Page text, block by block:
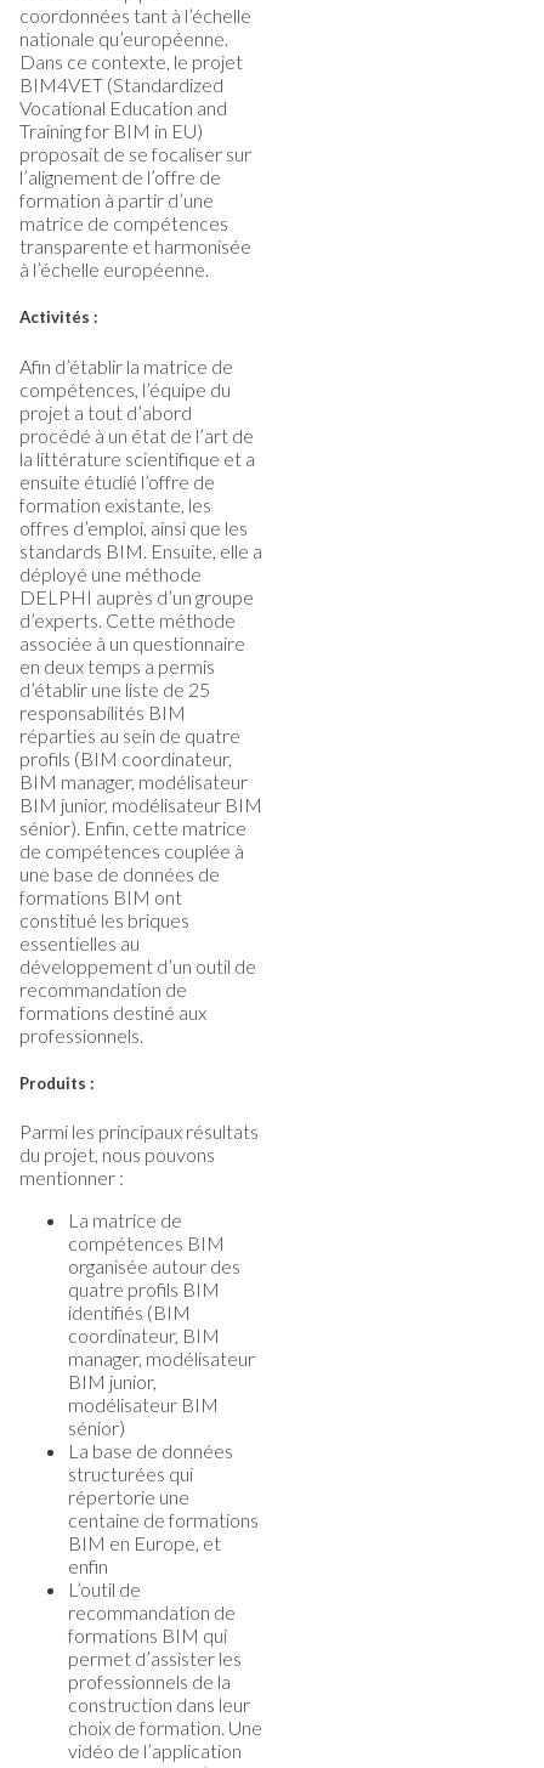
coordonnées tant à l’échelle
nationale qu’européenne.
Dans ce contexte, le projet
BIM4VET (Standardized
Vocational Education and
Training for BIM in EU)
proposait de se focaliser sur
l’alignement de l’offre de
formation à partir d’une
matrice de compétences
transparente et harmonisée
à l’échelle européenne.
Activités :
Afin d’établir la matrice de
compétences, l’équipe du
projet a tout d’abord
procédé à un état de l’art de
la littérature scientifique et a
ensuite étudié l’offre de
formation existante, les
offres d’emploi, ainsi que les
standards BIM. Ensuite, elle a
déployé une méthode
DELPHI auprès d’un groupe
d’experts. Cette méthode
associée à un questionnaire
en deux temps a permis
d’établir une liste de 25
responsabilités BIM
réparties au sein de quatre
profils (BIM coordinateur,
BIM manager, modélisateur
BIM junior, modélisateur BIM
sénior). Enfin, cette matrice
de compétences couplée à
une base de données de
formations BIM ont
constitué les briques
essentielles au
développement d’un outil de
recommandation de
formations destiné aux
professionnels.
Produits :
Parmi les principaux résultats
du projet, nous pouvons
mentionner :
La matrice de
compétences BIM
organisée autour des
quatre profils BIM
identifiés (BIM
coordinateur, BIM
manager, modélisateur
BIM junior,
modélisateur BIM
sénior)
La base de données
structurées qui
répertorie une
centaine de formations
BIM en Europe, et
enfin
L’outil de
recommandation de
formations BIM qui
permet d’assister les
professionnels de la
construction dans leur
choix de formation. Une
vidéo de l’application